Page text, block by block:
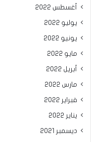
أغسطس 2022
يوليو 2022
يونيو 2022
مايو 2022
أبريل 2022
مارس 2022
فبراير 2022
يناير 2022
ديسمبر 2021